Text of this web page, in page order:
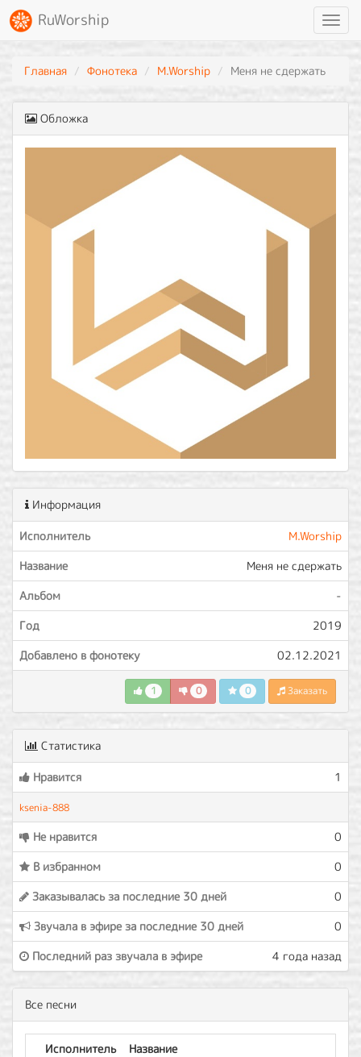
RuWorship
Главная Фонотека M.Worship Меня не сдержать
Обложка
Информация
Исполнитель
M.Worship
Название
Меня не сдержать
Альбом
-
Год
2019
Добавлено в фонотеку
02.12.2021
1 0 0 Заказать
Статистика
Нравится 1
ksenia-888
Не нравится
0
В избранном
0
Заказывалась за последние 30 дней
0
Звучала в эфире за последние 30 дней
0
Последний раз звучала в эфире
4 года назад
Все песни
Исполнитель
Название